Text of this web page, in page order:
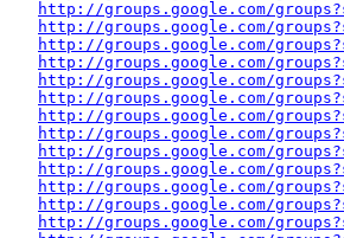
http://groups.google.com/
http://groups.google.com/
http://groups.google.com/
http://groups.google.com/
http://groups.google.com/
http://groups.google.com/
http://groups.google.com/
http://groups.google.com/
http://groups.google.com/
http://groups.google.com/
http://groups.google.com/
http://groups.google.com/
http://groups.google.com/